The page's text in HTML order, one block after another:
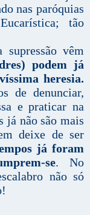
nas paróquias
tão
supressão vêm
podem já
heresia.
de denunciar,
e praticar na
já não são mais
deixe de ser
já foram
se. No
não só